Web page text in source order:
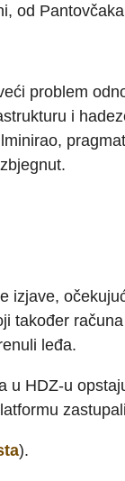
od
problem
i
izjave,
također
leđa.
u HDZ-u
).